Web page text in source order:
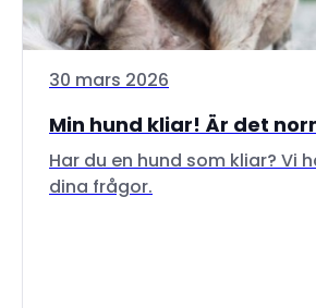
30 mars 2026
Min hund kliar! Är det
Har du en hund som kliar? Vi
dina frågor.